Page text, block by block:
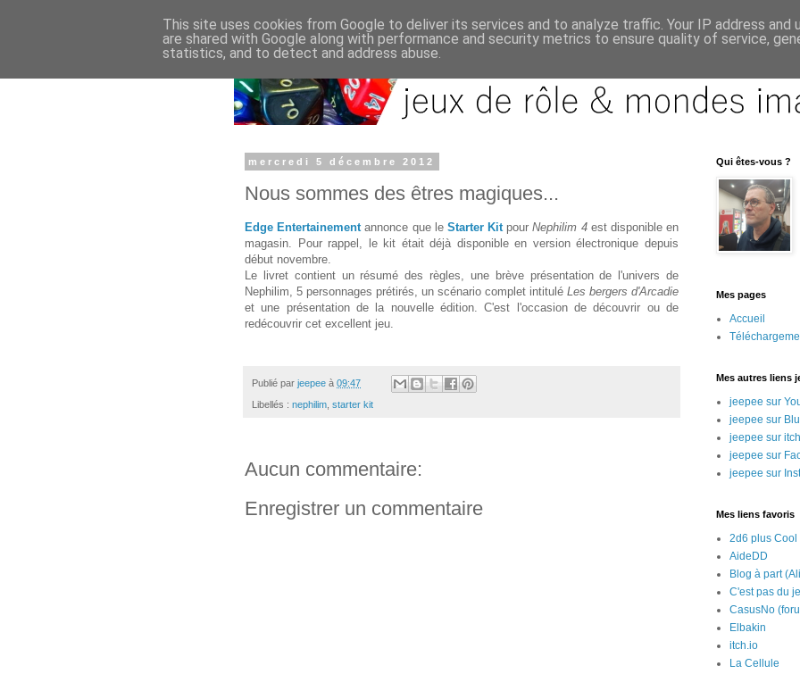
mercredi 5 décembre 2012
Nous sommes des êtres magiques...
Edge Entertainement annonce que le Starter Kit pourNephilim 4est disponible en
magasin. Pour rappel, le kit était déjà disponible en version électronique depuis
début novembre.
Le livret contient un résumé des règles, une brève présentation de l'univers de
Nephilim, 5 personnages prétirés, un scénario complet intitulé Les bergers d'Arcadie
et une présentation de la nouvelle édition. C'est l'occasion de découvrir ou de
redécouvrir cet excellent jeu.
Publié par jeepee à 09:47
Libellés : nephilim starter kit
Aucun commentaire:
Enregistrer un commentaire
Qui êtes-vous ?
Mes pages
Accueil
Mes autres liens
jeepee sur
jeepee sur
jeepee sur
jeepee sur
jeepee sur
Mes liens favoris
2d6 plus Cool
AideDD
Blog à part
C'est pas du
CasusNo
Elbakin
itch.io
La Cellule
This site uses cookies from Google to deliver its services and to analyze traffic. Your IP address and
are shared with Google along with performance and security metrics to ensure quality of service,
statistics, and to detect and address abuse.